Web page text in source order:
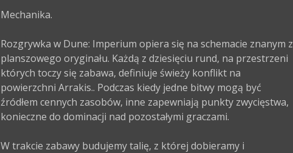
Mechanika.
Rozgrywka w Dune: Imperium opiera się na schemacie znanym z
planszowego oryginału. Każdą z dziesięciu rund, na przestrzeni
których toczy się zabawa, definiuje świeży konflikt na
powierzchni Arrakis.. Podczas kiedy jedne bitwy mogą być
źródłem cennych zasobów, inne zapewniają punkty zwycięstwa,
konieczne do dominacji nad pozostałymi graczami.
W trakcie zabawy budujemy talię, z której dobieramy i